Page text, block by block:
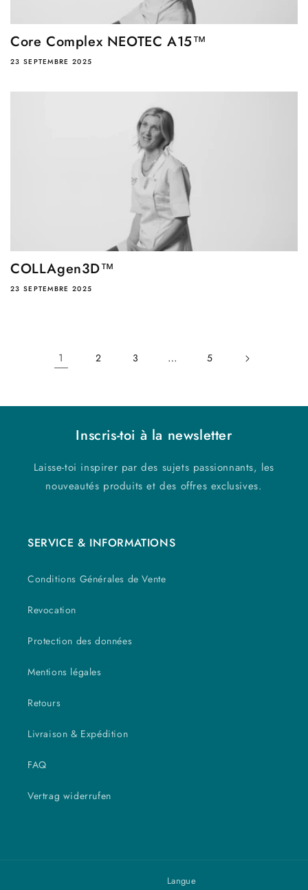
Core Complex NEOTEC A15™
23 SEPTEMBRE 2025
COLLAgen3D™
23 SEPTEMBRE 2025
1 2 3 … 5
Inscris-toi à la newsletter
Laisse-toi inspirer par des sujets passionnants, les
nouveautés produits et des offres exclusives.
SERVICE & INFORMATIONS
Conditions Générales de Vente
Revocation
Protection des données
Mentions légales
Retours
Livraison & Expédition
FAQ
Vertrag widerrufen
Langue